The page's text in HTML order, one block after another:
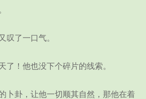
了一口气。
！他也没下个碎片的线索。
卦，让他一切顺其自然，那他在着